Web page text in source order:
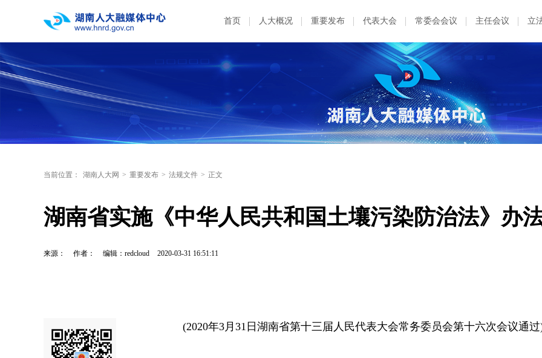
首页 人大概况 重要发布 代表大会 常委会会议 主任会议 立
当前位置： 湖南人大网 > 重要发布 > 法规文件 > 正文
湖南省实施《中华人民共和国土壤污染防治法》办
来源： 作者： 编辑：redcloud 2020-03-31 16:51:11
(2020年3月31日湖南省第十三届人民代表大会常务委员会第十六次会议通过